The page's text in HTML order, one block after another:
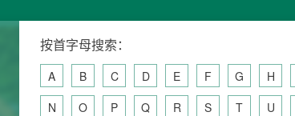
按首字母搜索：
A B C D E F G H
N
O P Q R S T U